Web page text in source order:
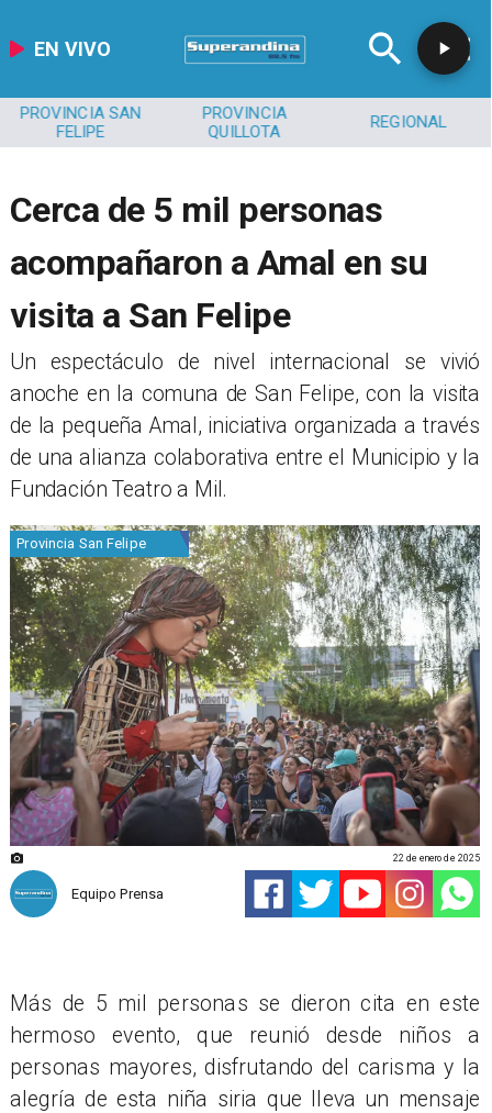
EN VIVO
PROVINCIA SAN
FELIPE
PROVINCIA
QUILLOTA
REGIONAL
Cerca de 5 mil personas
acompañaron a Amal en su
visita a San Felipe
​Un espectáculo de nivel internacional se vivió
anoche en la comuna de San Felipe, con la visita
de la pequeña Amal, iniciativa organizada a través
de una alianza colaborativa entre el Municipio y la
Fundación Teatro a Mil.
Provincia San Felipe
Equipo Prensa
22 de enero de 2025
​Más de 5 mil personas se dieron cita en este
hermoso evento, que reunió desde niños a
personas mayores, disfrutando del carisma y la
alegría de esta niña siria que lleva un mensaje